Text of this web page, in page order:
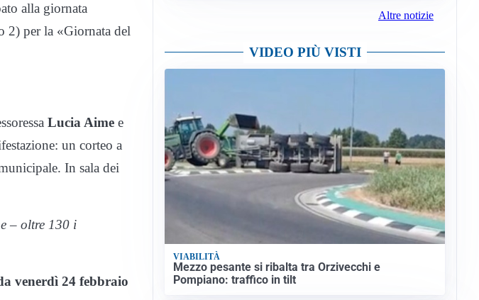
alla giornata
2) per la «Giornata del
Lucia Aime e
un corteo a
In sala dei
– oltre 130 i
venerdì 24 febbraio
Altre notizie
VIDEO PIÙ VISTI
VIABILITÀ
Mezzo pesante si ribalta tra Orzivecchi e
Pompiano: traffico in tilt